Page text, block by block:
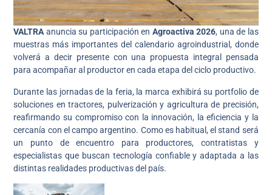
VALTRAanuncia su participación en Agroactiva 2026, una de las
muestras más importantes del calendario agroindustrial, donde
volverá a decir presente con una propuesta integral pensada
para acompañar al productor en cada etapa del ciclo productivo.
Durante las jornadas de la feria, la marca exhibirá su portfolio de
soluciones en tractores, pulverización y agricultura de precisión,
reafirmando su compromiso con la innovación, la eficiencia y la
cercanía con el campo argentino. Como es habitual, el stand será
un punto de encuentro para productores, contratistas y
especialistas que buscan tecnología confiable y adaptada a las
distintas realidades productivas del país.